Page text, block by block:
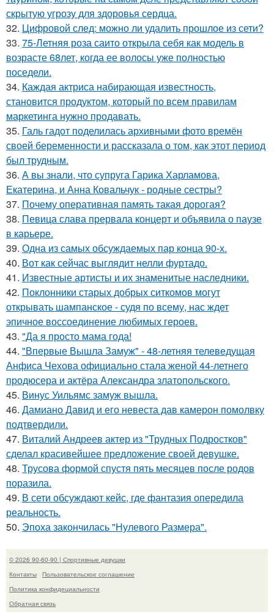
скрытую угрозу для здоровья сердца.
32. Цифровой след: можно ли удалить прошлое из сети?
33. 75-Летняя роза саито открыла себя как модель в
возрасте 68лет, когда ее волосы уже полностью
поседели.
34. Каждая актриса набирающая известность,
становится продуктом, который по всем правилам
маркетинга нужно продавать.
35. Галь гадот поделилась архивными фото времён
своей беременности и рассказала о том, как этот период
был трудным.
36. А вы знали, что супруга Гарика Харламова,
Екатерина, и Анна Ковальчук - родные сестры?
37. Почему оперативная память такая дорогая?
38. Певица слава прервала концерт и объявила о паузе
в карьере.
39. Одна из самых обсуждаемых пар конца 90-х.
40. Вот как сейчас выглядит нелли фуртадо.
41. Известные артисты и их знаменитые наследники.
42. Поклонники старых добрых ситкомов могут
открывать шампанское - судя по всему, нас ждет
эпичное воссоединение любимых героев.
43. "Да я просто мама года!
44. "Впервые Вышла Замуж" - 48-летняя телеведущая
Анфиса Чехова официально стала женой 44-летнего
продюсера и актёра Александра златопольского.
45. Винус Уильямс замуж вышла.
46. Дамиано Давид и его невеста дав камерон помолвку
подтвердили.
47. Виталий Андреев актер из "Трудных Подростков"
сделал красивейшее предложение своей девушке.
48. Трусова формой спустя пять месяцев после родов
поразила.
49. В сети обсуждают кейс, где фантазия опередила
реальность.
50. Эпоха закончилась "Нулевого Размера".
© 2026 90-60-90 | Спортивные девушки
Контакты
Пользовательское соглашение
Политика конфидециальности
Обратная связь